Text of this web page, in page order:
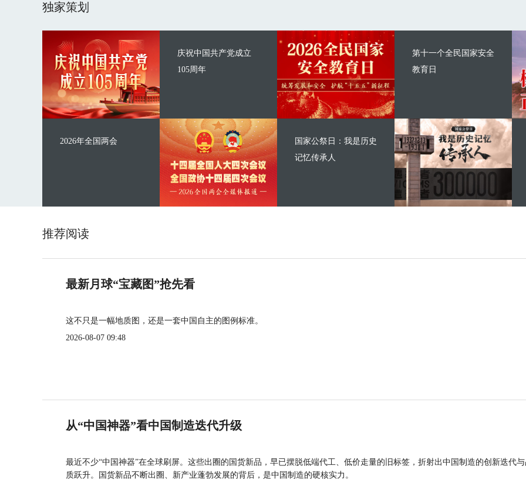
独家策划
庆祝中国共产党成立
105周年
2026年全国两会
第十一个全民国家安全
教育日
国家公祭日：我是历史
记忆传承人
推荐阅读
最新月球“宝藏图”抢先看
这不只是一幅地质图，还是一套中国自主的图例标准。
2026-08-07 09:48
从“中国神器”看中国制造迭代升级
最近不少“中国神器”在全球刷屏。这些出圈的国货新品，早已摆脱低端代工、低价走量的旧标签，折射出中国制造的创新迭代
质跃升。国货新品不断出圈、新产业蓬勃发展的背后，是中国制造的硬核实力。